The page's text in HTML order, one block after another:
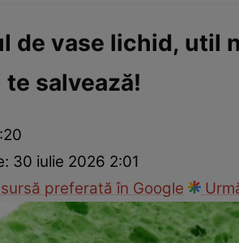
de vase lichid, util
salvează!
30 iulie 2026 2:01
preferată în Google